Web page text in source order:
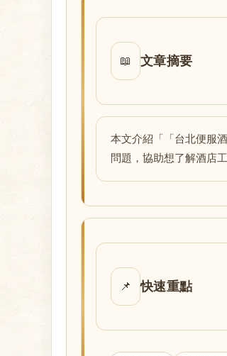
📖 文章摘要
本文介紹「「台北便服
問題，協助想了解酒店
📌 快速重點